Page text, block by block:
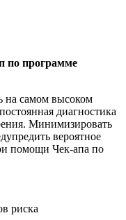
на самом высоком
диагностика
Минимизировать
вероятное
помощи Чек-апа по
риска